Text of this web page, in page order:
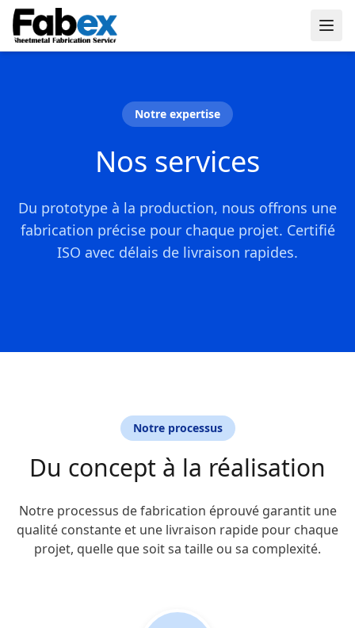
Skip to main content
Notre expertise
Nos services
Du prototype à la production, nous offrons une
fabrication précise pour chaque projet. Certifié
ISO avec délais de livraison rapides.
Notre processus
Du concept à la réalisation
Notre processus de fabrication éprouvé garantit une
qualité constante et une livraison rapide pour chaque
projet, quelle que soit sa taille ou sa complexité.